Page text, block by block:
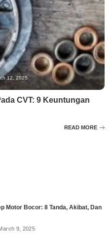
12, 2025
CVT: 9 Keuntungan
READ MORE
Motor Bocor: 8 Tanda, Akibat, Dan
9, 2025